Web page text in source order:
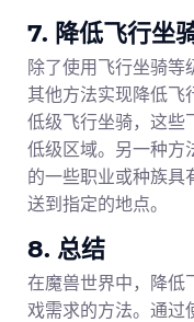
7. 降低飞行坐
除了使用飞行坐骑等
其他方法实现降低飞
低级飞行坐骑，这些
低级区域。另一种方
的一些职业或种族具
送到指定的地点。
8. 总结
在魔兽世界中，降低
戏需求的方法。通过